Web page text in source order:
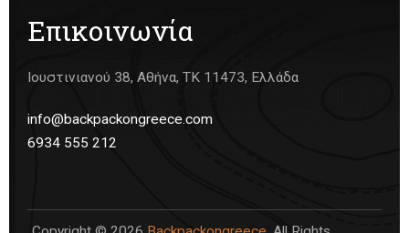
Επικοινωνία
Ιουστινιανού 38, Αθήνα, ΤΚ 11473, Ελλάδα
info@backpackongreece.com
6934 555 212